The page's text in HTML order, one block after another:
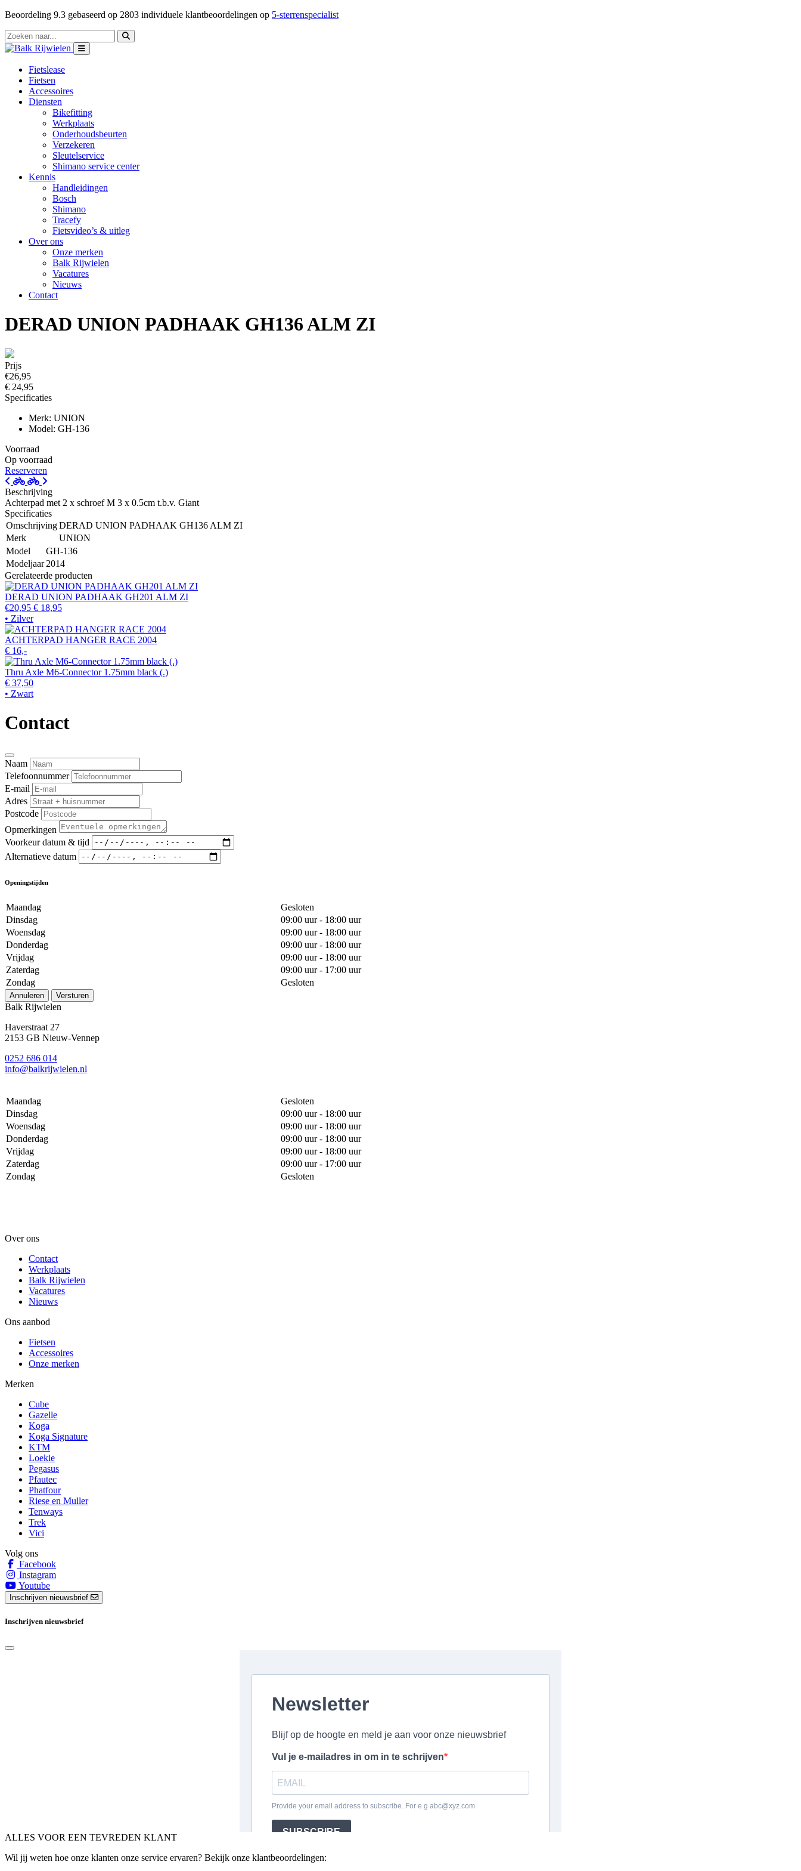
Beoordeling 9.3 gebaseerd op 2803 individuele klantbeoordelingen op 5-sterrenspecialist
Fietslease
Fietsen
Accessoires
Diensten
Bikefitting
Werkplaats
Onderhoudsbeurten
Verzekeren
Sleutelservice
Shimano service center
Kennis
Handleidingen
Bosch
Shimano
Tracefy
Fietsvideo’s & uitleg
Over ons
Onze merken
Balk Rijwielen
Vacatures
Nieuws
Contact
DERAD UNION PADHAAK GH136 ALM ZI
Prijs
€26,95
€ 24,95
Specificaties
Merk: UNION
Model: GH-136
Voorraad
Op voorraad
Reserveren
Beschrijving
Achterpad met 2 x schroef M 3 x 0.5cm t.b.v. Giant
Specificaties
OmschrijvingDERAD UNION PADHAAK GH136 ALM ZI
Merk
UNION
Model
GH-136
Modeljaar 2014
Gerelateerde producten
DERAD UNION PADHAAK GH201 ALM ZI
€20,95 € 18,95
• Zilver
ACHTERPAD HANGER RACE 2004
€ 16,-
Thru Axle M6-Connector 1.75mm black (.)
€ 37,50
• Zwart
Contact
Naam
Telefoonnummer
E-mail
Adres
Postcode
Opmerkingen
Voorkeur datum & tijd
Alternatieve datum
Openingstijden
Maandag
Gesloten
Dinsdag
09:00 uur - 18:00 uur
Woensdag
09:00 uur - 18:00 uur
Donderdag
09:00 uur - 18:00 uur
Vrijdag
09:00 uur - 18:00 uur
Zaterdag
09:00 uur - 17:00 uur
Zondag
Gesloten
Annuleren Versturen
Balk Rijwielen
Haverstraat 27
2153 GB Nieuw-Vennep
0252 686 014
info@balkrijwielen.nl
Maandag
Gesloten
Dinsdag
09:00 uur - 18:00 uur
Woensdag
09:00 uur - 18:00 uur
Donderdag
09:00 uur - 18:00 uur
Vrijdag
09:00 uur - 18:00 uur
Zaterdag
09:00 uur - 17:00 uur
Zondag
Gesloten
Over ons
Contact
Werkplaats
Balk Rijwielen
Vacatures
Nieuws
Ons aanbod
Fietsen
Accessoires
Onze merken
Merken
Cube
Gazelle
Koga
Koga Signature
KTM
Loekie
Pegasus
Pfautec
Phatfour
Riese en Muller
Tenways
Trek
Vici
Volg ons
Facebook
Instagram
Youtube
Inschrijven nieuwsbrief
Inschrijven nieuwsbrief
ALLES VOOR EEN TEVREDEN KLANT
Wil jij weten hoe onze klanten onze service ervaren? Bekijk onze klantbeoordelingen: